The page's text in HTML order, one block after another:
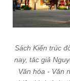
Sách Kiến trúc
nay, tác giả
Văn hóa - Văn